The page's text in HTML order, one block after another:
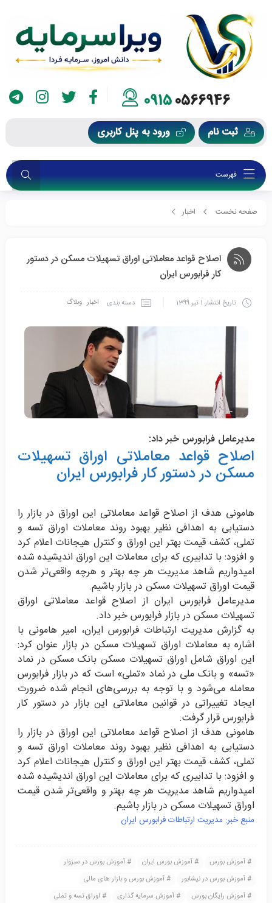
09150566946
ثبت نام ورود به پنل کاربری
فهرست
صفحه نخست اخبار
اصلاح قواعد معاملاتی اوراق تسهیلات مسکن در دستور
کار فرابورس ایران
تاریخ انتشار1 تیر 1399 دسته بندی اخبار وبلاگ
مدیرعامل فرابورس خبر داد:
اصلاح قواعد معاملاتی اوراق تسهیلات
مسکن در دستور کار فرابورس ایران
هامونی هدف از اصلاح قواعد معاملاتی این اوراق در بازار را
دستیابی به اهدافی نظیر بهبود روند معاملات اوراق تسه و
تملی، کشف قیمت بهتر این اوراق و کنترل هیجانات اعلام کرد
و افزود: با تدابیری که برای معاملات این اوراق اندیشیده شده
امیدواریم شاهد مدیریت هر چه بهتر و هرچه واقعی‌تر شدن
قیمت اوراق تسهیلات مسکن در بازار باشیم.
مدیرعامل فرابورس ایران از اصلاح قواعد معاملاتی اوراق
تسهیلات مسکن در بازار فرابورس خبر داد.
به گزارش مدیریت ارتباطات فرابورس ایران، امیر هامونی با
اشاره به معاملات اوراق تسهیلات مسکن در بازار عنوان کرد:
این اوراق شامل اوراق تسهیلات مسکن بانک مسکن در نماد
«تسه» و بانک ملی در نماد «تملی» است که در بازار فرابورس
معامله می‌شود و با توجه به بررسی‌های انجام شده ضرورت
ایجاد تغییراتی در قوانین معاملاتی این بازار در دستور کار
فرابورس قرار گرفت.
هامونی هدف از اصلاح قواعد معاملاتی این اوراق در بازار را
دستیابی به اهدافی نظیر بهبود روند معاملات اوراق تسه و
تملی، کشف قیمت بهتر این اوراق و کنترل هیجانات اعلام کرد
و افزود: با تدابیری که برای معاملات این اوراق اندیشیده شده
امیدواریم شاهد مدیریت هر چه بهتر و واقعی‌تر شدن قیمت
اوراق تسهیلات مسکن در بازار باشیم.
منبع خبر: مدیریت ارتباطات فرابورس ایران
آموزش بورس آموزش بورس ایران
آموزش بورس در سبزوار
آموزش بورس در نیشابور
آموزش بورس و بازار های مالی
آموزش رایگان بورس
آموزش سرمایه گذاری
اوراق تسه و تملی